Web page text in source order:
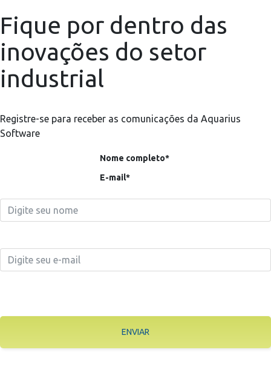
Fique por dentro das
inovações do setor
industrial
Registre-se para receber as comunicações da Aquarius
Software
Nome completo*
E-mail*
ENVIAR